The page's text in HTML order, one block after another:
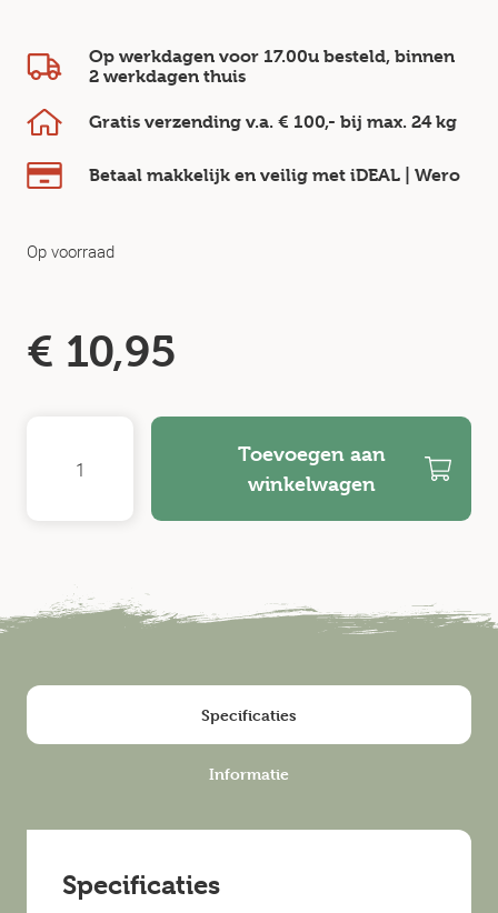
Op werkdagen voor 17.00u besteld, binnen
2 werkdagen thuis
Gratis verzending v.a. € 100,- bij max. 24 kg
Betaal makkelijk en veilig met iDEAL | Wero
Op voorraad
€ 10,95
Toevoegen aan
winkelwagen
Specificaties
Informatie
Specificaties